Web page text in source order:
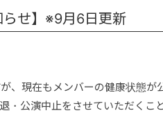
らせ】※9月6日更新
、現在もメンバーの健康状態が
公演中止をさせていただくこ